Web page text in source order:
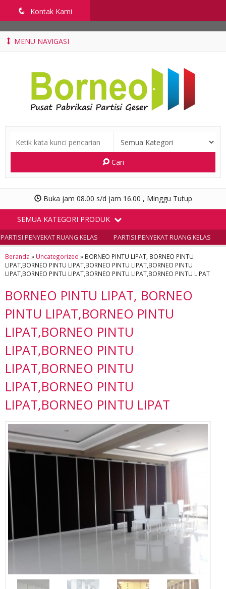
q Kontak Kami
MENU NAVIGASI
Cari
Buka jam 08.00 s/d jam 16.00 , Minggu Tutup
SEMUA KATEGORI PRODUK
PENYEKAT RUANG KELAS PARTISI PENYEKAT RUANG KELAS
Beranda » Uncategorized » BORNEO PINTU LIPAT, BORNEO PINTU
LIPAT,BORNEO PINTU LIPAT,BORNEO PINTU LIPAT,BORNEO PINTU
LIPAT,BORNEO PINTU LIPAT,BORNEO PINTU LIPAT,BORNEO PINTU LIPAT
BORNEO PINTU LIPAT, BORNEO
PINTU LIPAT,BORNEO PINTU
LIPAT,BORNEO PINTU
LIPAT,BORNEO PINTU
LIPAT,BORNEO PINTU
LIPAT,BORNEO PINTU
LIPAT,BORNEO PINTU LIPAT